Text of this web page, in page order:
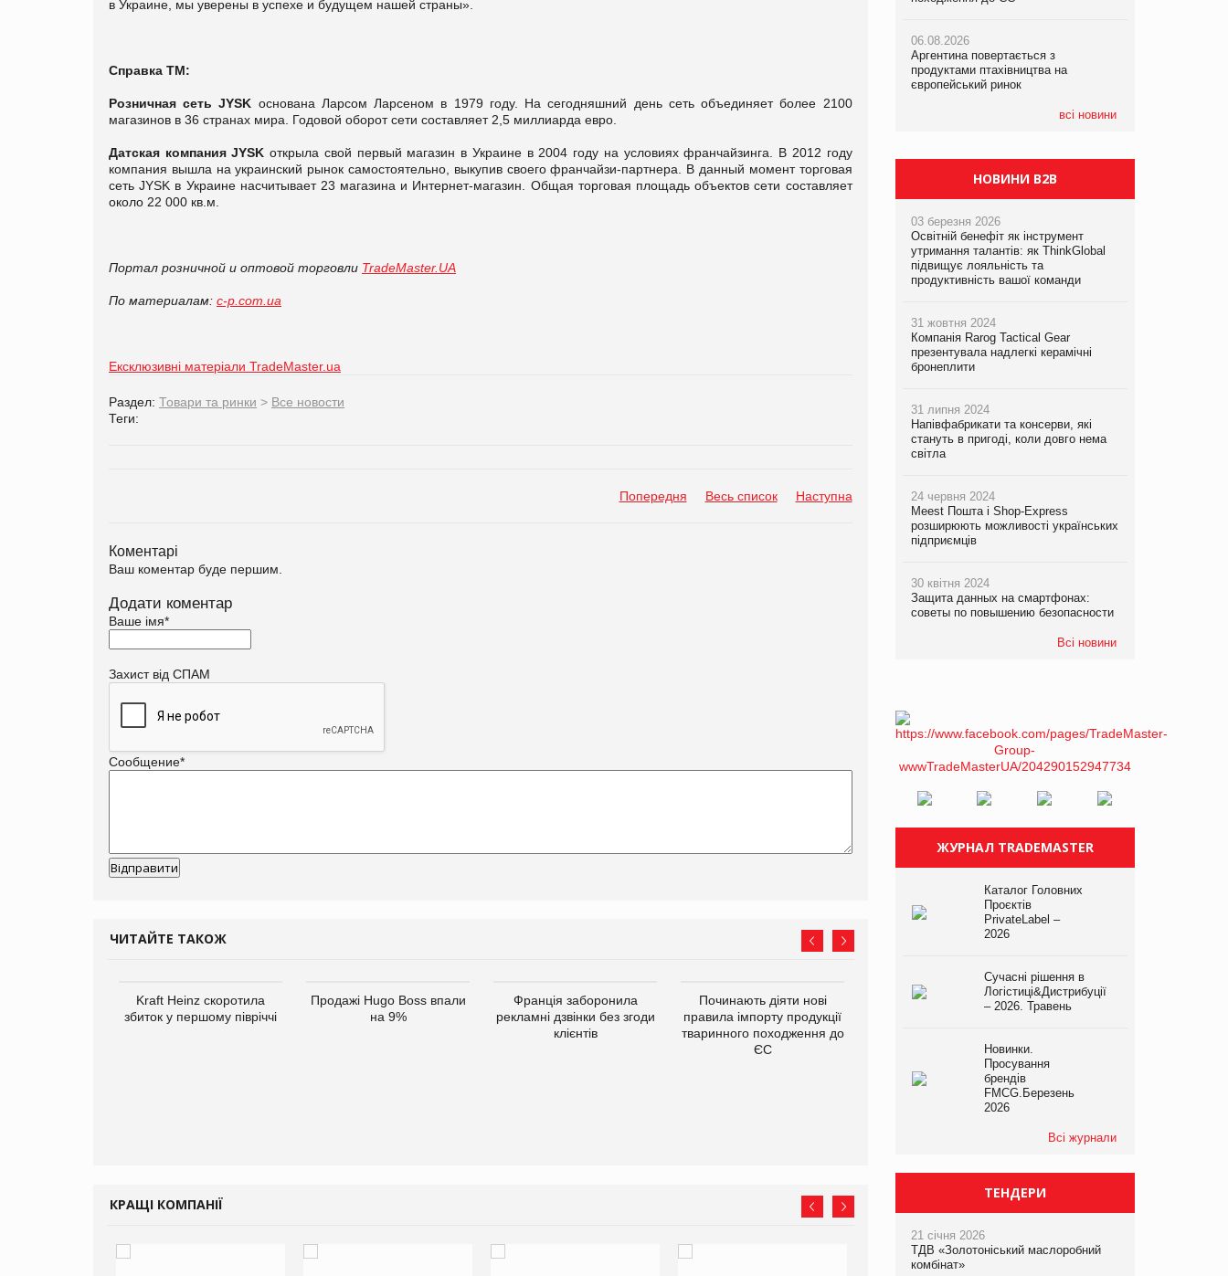
в Украине, мы уверены в успехе и будущем нашей страны».
Справка ТМ:
Розничная сеть JYSK основана Ларсом Ларсеном в 1979 году. На сегодняшний день сеть объединяет более 2100
магазинов в 36 странах мира. Годовой оборот сети составляет 2,5 миллиарда евро.
Датская компания JYSK открыла свой первый магазин в Украине в 2004 году на условиях франчайзинга. В 2012 году
компания вышла на украинский рынок самостоятельно, выкупив своего франчайзи-партнера. В данный момент торговая
сеть JYSK в Украине насчитывает 23 магазина и Интернет-магазин. Общая торговая площадь объектов сети составляет
около 22 000 кв.м.
Портал розничной и оптовой торговли TradeMaster.UA
По материалам: c-p.com.ua
Ексклюзивні матеріали TradeMaster.ua
Раздел: Товари та ринки > Все новости
Теги:
Попередня Весь список Наступна
Коментарі
Ваш коментар буде першим.
Додати коментар
Ваше імя*
Захист від СПАМ
Сообщение*
ЧИТАЙТЕ ТАКОЖ
Kraft Heinz скоротила
збиток у першому півріччі
Продажі Hugo Boss впали
на 9%
Франція заборонила
рекламні дзвінки без згоди
клієнтів
Починають діяти нові
правила імпорту продукції
тваринного походження до
ЄС
Аргентина повертається з
ФАО прогнозує зростання
КРАЩІ КОМПАНІЇ
06.08.2026
Аргентина повертається з
продуктами птахівництва на
європейський ринок
всі новини
06.08.2026
Аргентина повертається з
продуктами птахівництва на
європейський ринок
06.08.2026
Аргентина повертається з
продуктами птахівництва на
європейський ринок
НОВИНИ B2B
03 березня 2026
Освітній бенефіт як інструмент
утримання талантів: як ThinkGlobal
підвищує лояльність та
продуктивність вашої команди
31 жовтня 2024
Компанія Rarog Tactical Gear
презентувала надлегкі керамічні
бронеплити
31 липня 2024
Напівфабрикати та консерви, які
стануть в пригоді, коли довго нема
світла
24 червня 2024
Meest Пошта і Shop-Express
розширюють можливості українських
підприємців
30 квітня 2024
Защита данных на смартфонах:
советы по повышению безопасности
Всі новини
ЖУРНАЛ TRADEMASTER
Каталог Головних
Проєктів
PrivateLabel –
2026
Сучасні рішення в
Логістиці&Дистрибуції
– 2026. Травень
Новинки.
Просування
брендів
FMCG.Березень
2026
Всі журнали
ТЕНДЕРИ
21 січня 2026
ТДВ «Золотоніський маслоробний
комбінат»